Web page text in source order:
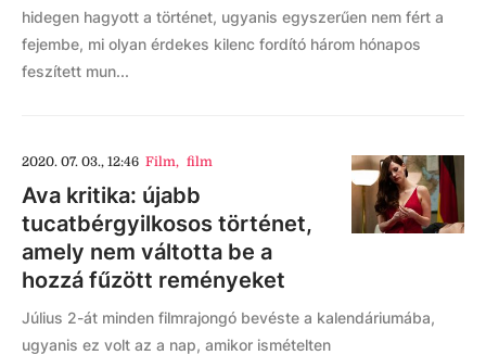
hidegen hagyott a történet, ugyanis egyszerűen nem fért a
fejembe, mi olyan érdekes kilenc fordító három hónapos
feszített mun...
2020. 07. 03., 12:46 Film, film
Ava kritika: újabb
tucatbérgyilkosos történet,
amely nem váltotta be a
hozzá fűzött reményeket
Július 2-át minden filmrajongó bevéste a kalendáriumába,
ugyanis ez volt az a nap, amikor ismételten